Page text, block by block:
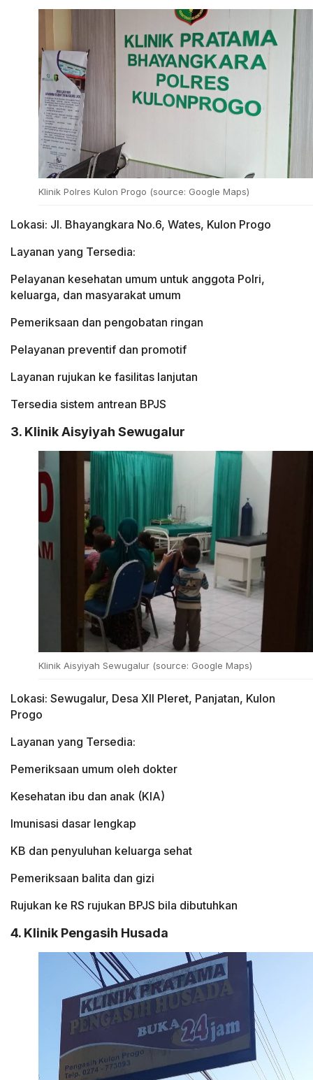
Klinik Polres Kulon Progo (source: Google Maps)
Lokasi: Jl. Bhayangkara No.6, Wates, Kulon Progo
Layanan yang Tersedia:
Pelayanan kesehatan umum untuk anggota Polri,
keluarga, dan masyarakat umum
Pemeriksaan dan pengobatan ringan
Pelayanan preventif dan promotif
Layanan rujukan ke fasilitas lanjutan
Tersedia sistem antrean BPJS
3. Klinik Aisyiyah Sewugalur
Klinik Aisyiyah Sewugalur (source: Google Maps)
Lokasi: Sewugalur, Desa XII Pleret, Panjatan, Kulon
Progo
Layanan yang Tersedia:
Pemeriksaan umum oleh dokter
Kesehatan ibu dan anak (KIA)
Imunisasi dasar lengkap
KB dan penyuluhan keluarga sehat
Pemeriksaan balita dan gizi
Rujukan ke RS rujukan BPJS bila dibutuhkan
4. Klinik Pengasih Husada